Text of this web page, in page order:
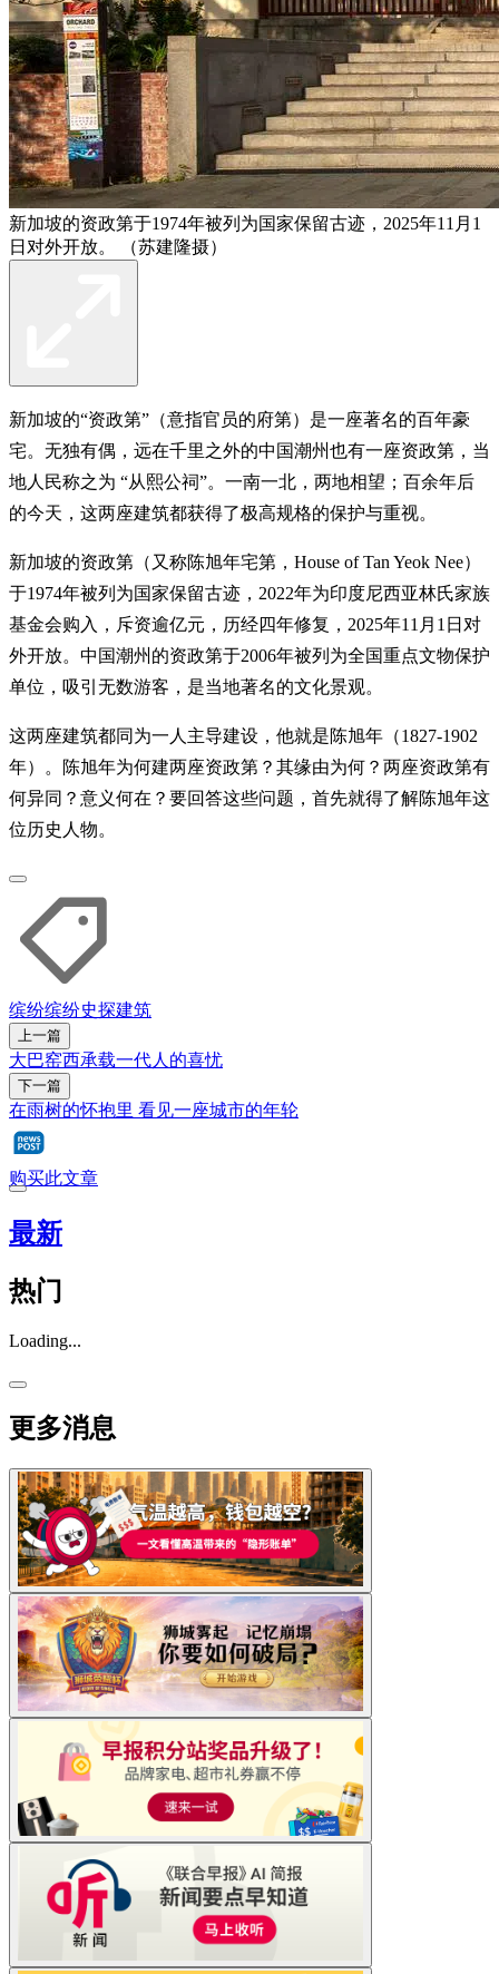
新加坡的资政第于1974年被列为国家保留古迹，2025年11月1
日对外开放。 （苏建隆摄）
新加坡的“资政第”（意指官员的府第）是一座著名的百年豪
宅。无独有偶，远在千里之外的中国潮州也有一座资政第，当
地人民称之为 “从熙公祠”。一南一北，两地相望；百余年后
的今天，这两座建筑都获得了极高规格的保护与重视。
新加坡的资政第（又称陈旭年宅第，House of Tan Yeok Nee）
于1974年被列为国家保留古迹，2022年为印度尼西亚林氏家族
基金会购入，斥资逾亿元，历经四年修复，2025年11月1日对
外开放。中国潮州的资政第于2006年被列为全国重点文物保护
单位，吸引无数游客，是当地著名的文化景观。
这两座建筑都同为一人主导建设，他就是陈旭年（1827-1902
年）。陈旭年为何建两座资政第？其缘由为何？两座资政第有
何异同？意义何在？要回答这些问题，首先就得了解陈旭年这
位历史人物。
缤纷缤纷史探建筑
上一篇
大巴窑西承载一代人的喜忧
下一篇
在雨树的怀抱里 看见一座城市的年轮
购买此文章
最新
热门
Loading...
更多消息